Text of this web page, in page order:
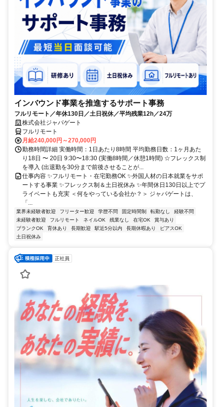
インバウンド事業を推進するサポート事務
フルリモート／年休130日／土日祝休／平均残業12h／24万
株式会社ジャパゲート
フルリモート
月給240,000円～270,000円
勤務時間詳細 実働時間：1日あたり8時間 平均勤務日数：1ヶ月あた
り18日 〜 20日 9:30〜18:30 (実働8時間／休憩1時間) ☆フレックス制
を導入 (出退勤を30分まで前後させることが...
仕事内容 ✨フルリモート・在宅勤務OK ✨外国人材の日本就業をサポ
ートする事業 ✨フレックス制＆土日祝休み ✨年間休日130日以上でプ
ライベートも充実 ＜何をやっている会社か？＞ ジャパゲートは、
「...
業界未経験者歓迎 フリーター歓迎 学歴不問 固定時間制 転勤なし
経験不問
未経験者歓迎
フルリモート ネイルOK 残業なし 在宅OK
賞与あり
ブランクOK
育休あり 長期歓迎 駅近5分以内 長期休暇あり
ピアスOK
土日祝休み
正社員